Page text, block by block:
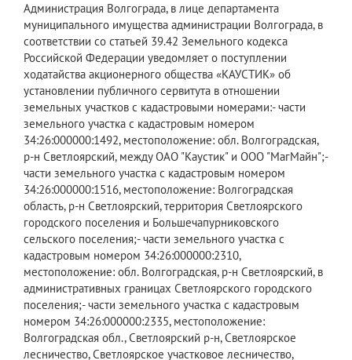
​Администрация Волгограда, в лице департамента
муниципального имущества администрации Волгограда, в
соответствии со статьей 39.42 Земельного кодекса
Российской Федерации уведомляет о поступлении
ходатайства акционерного общества «КАУСТИК» об
установлении публичного сервитута в отношении
земельных участков с кадастровыми номерами:- части
земельного участка с кадастровым номером
34:26:000000:1492, местоположение: обл. Волгоградская,
р-н Светлоярский, между ОАО "Каустик" и ООО "МагМайн";-
части земельного участка с кадастровым номером
34:26:000000:1516, местоположение: Волгоградская
область, р-н Светлоярский, территория Светлоярского
городского поселения и Большечапурниковского
сельского поселения;- части земельного участка с
кадастровым номером 34:26:000000:2310,
местоположение: обл. Волгоградская, р-н Светлоярский, в
административных границах Светлоярского городского
поселения;- части земельного участка с кадастровым
номером 34:26:000000:2335, местоположение:
Волгоградская обл., Светлоярский р-н, Светлоярское
лесничество, Светлоярское участковое лесничество,